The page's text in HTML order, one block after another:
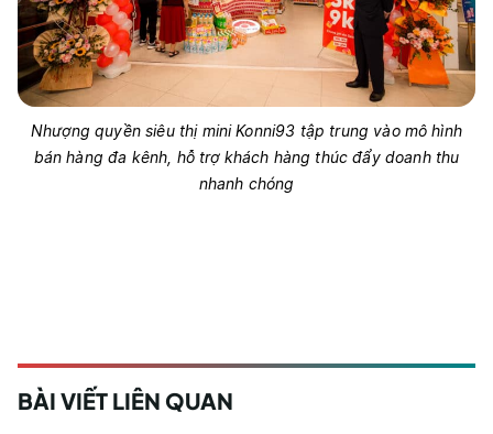
Nhượng quyền siêu thị mini Konni93 tập trung vào mô hình
bán hàng đa kênh, hỗ trợ khách hàng thúc đẩy doanh thu
nhanh chóng
BÀI VIẾT LIÊN QUAN